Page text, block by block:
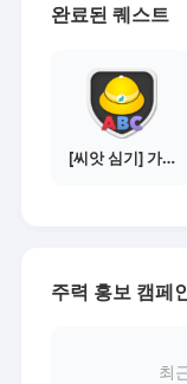
완료된 퀘스트
[씨앗 심기] 가이드보기 - 매체별 활동 가이드
주력 홍보 캠페
최